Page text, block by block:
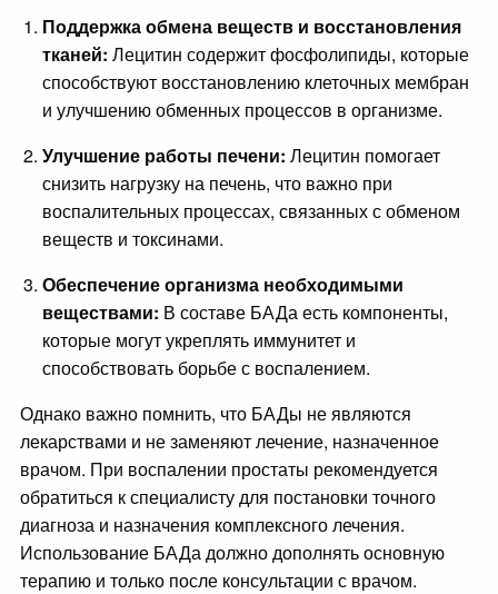
Поддержка обмена веществ и восстановления
тканей: Лецитин содержит фосфолипиды, которые
способствуют восстановлению клеточных мембран
и улучшению обменных процессов в организме.
Улучшение работы печени: Лецитин помогает
снизить нагрузку на печень, что важно при
воспалительных процессах, связанных с обменом
веществ и токсинами.
Обеспечение организма необходимыми
веществами: В составе БАДа есть компоненты,
которые могут укреплять иммунитет и
способствовать борьбе с воспалением.
Однако важно помнить, что БАДы не являются
лекарствами и не заменяют лечение, назначенное
врачом. При воспалении простаты рекомендуется
обратиться к специалисту для постановки точного
диагноза и назначения комплексного лечения.
Использование БАДа должно дополнять основную
терапию и только после консультации с врачом.